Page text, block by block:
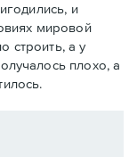
и
мировой
строить, а у
плохо, а